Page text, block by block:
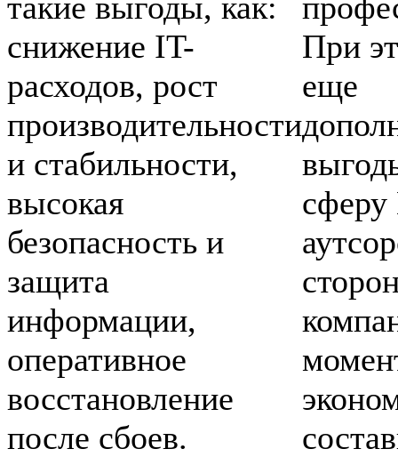
снижение IT-
расходов, рост
производительности
и стабильности,
высокая
безопасность и
защита
информации,
оперативное
восстановление
после сбоев.
При
еще